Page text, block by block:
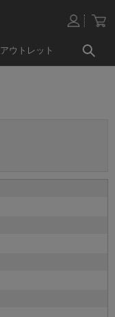
アウトレット